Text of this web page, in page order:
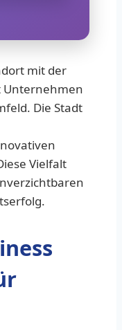
mit der
Unternehmen
Die Stadt
Vielfalt